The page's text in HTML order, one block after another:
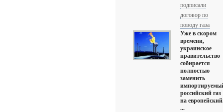
подписали
договор по
поводу газа
Уже в скором
времени,
украинское
правительство
собирается
полностью
заменить
российский газ
на
...